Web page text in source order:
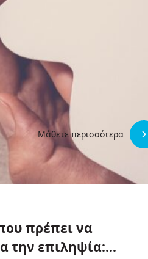
πρέπει να
την επιληψία:
Μάθετε περισσότερα